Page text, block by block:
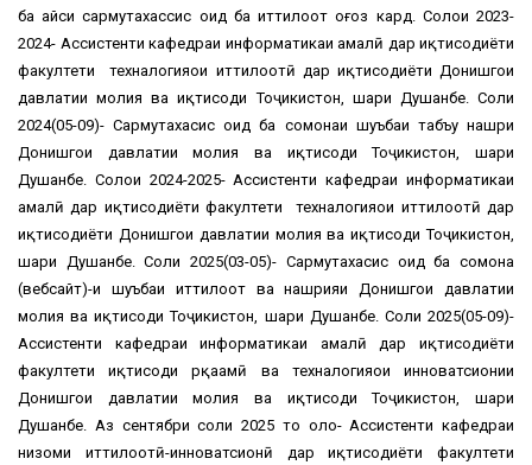
ба ҳайси сармутахассис оид ба иттилоот оғоз кард. Солҳои 2023-
2024- Ассистенти кафедраи информатикаи амалӣ дар иқтисодиёти
факултети техналогияҳои иттилоотӣ дар иқтисодиёти Донишгоҳи
давлатии молия ва иқтисоди Тоҷикистон, шаҳри Душанбе. Соли
2024(05-09)- Сармутахасис оид ба сомонаи шуъбаи табъу нашри
Донишгоҳи давлатии молия ва иқтисоди Тоҷикистон, шаҳри
Душанбе. Солҳои 2024-2025- Ассистенти кафедраи информатикаи
амалӣ дар иқтисодиёти факултети техналогияҳои иттилоотӣ дар
иқтисодиёти Донишгоҳи давлатии молия ва иқтисоди Тоҷикистон,
шаҳри Душанбе. Соли 2025(03-05)- Сармутахасис оид ба сомона
(вебсайт)-и шуъбаи иттилоот ва нашрияи Донишгоҳи давлатии
молия ва иқтисоди Тоҷикистон, шаҳри Душанбе. Соли 2025(05-09)-
Ассистенти кафедраи информатикаи амалӣ дар иқтисодиёти
факултети иқтисоди рқаамӣ ва техналогияҳои инноватсионии
Донишгоҳи давлатии молия ва иқтисоди Тоҷикистон, шаҳри
Душанбе. Аз сентябри соли 2025 то ҳоло- Ассистенти кафедраи
низоми иттилоотӣ-инноватсионӣ дар иқтисодиёти факултети